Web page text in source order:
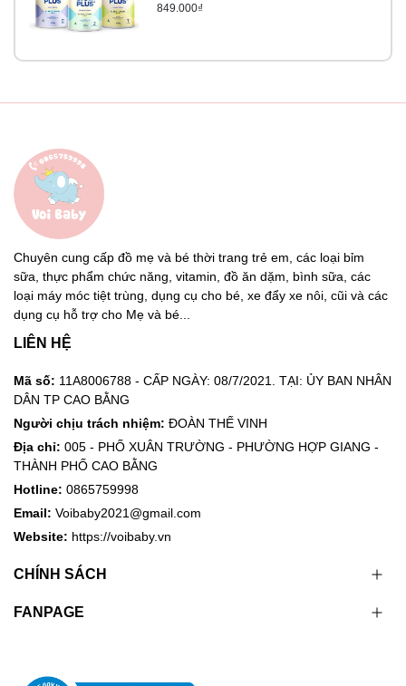
đóng gói 1Kg và dạng sữa nước 200ml được sử dụng rất
sản phẩm sữa tươi A2 tiệt trùng đóng gói 200ml dễ dàng
trong ngăn mát tủ lạnh để tận hưởng vị thanh mát trong
ngày hè nóng bức.
Sử dụng từ 1-2 hộp 1 ngày sẽ giúp cung cấp đầy đủ năng
lượng, vitamin và khoáng chất thiết yếu cho cơ thể khỏe
mạnh, khoan khoái.
Bảo quản sữa nơi thoáng mát, tránh ánh nắng mặt trời,
tránh khu vực có nhiệt độ cao. Hạn sử dụng được in trên
849.000₫
Chuyên cung cấp đồ mẹ và bé thời trang trẻ em, các loại bỉm
sữa, thực phẩm chức năng, vitamin, đồ ăn dặm, bình sữa, các
loại máy móc tiệt trùng, dụng cụ cho bé, xe đẩy xe nôi, cũi và các
dụng cụ hỗ trợ cho Mẹ và bé...
LIÊN HỆ
Mã số: 11A8006788 - CẤP NGÀY: 08/7/2021. TẠI: ỦY BAN NHÂN
DÂN TP CAO BẰNG
Người chịu trách nhiệm: ĐOÀN THẾ VINH
Địa chỉ: 005 - PHỐ XUÂN TRƯỜNG - PHƯỜNG HỢP GIANG -
THÀNH PHỐ CAO BẰNG
Hotline: 0865759998
Email: Voibaby2021@gmail.com
Website: https://voibaby.vn
CHÍNH SÁCH
FANPAGE